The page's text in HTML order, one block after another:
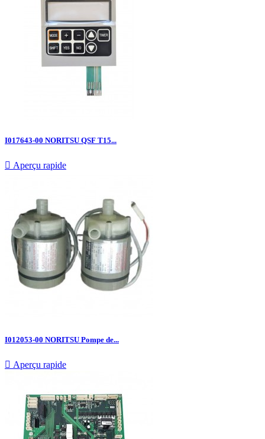
I017643-00 NORITSU QSF T15...
 Aperçu rapide
I012053-00 NORITSU Pompe de...
 Aperçu rapide